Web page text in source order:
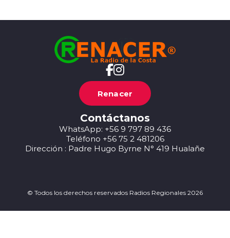
Renacer
Contáctanos
WhatsApp: +56 9 797 89 436
Teléfono +56 75 2 481206
Dirección : Padre Hugo Byrne N° 419 Hualañe
© Todos los derechos reservados Radios Regionales 2026